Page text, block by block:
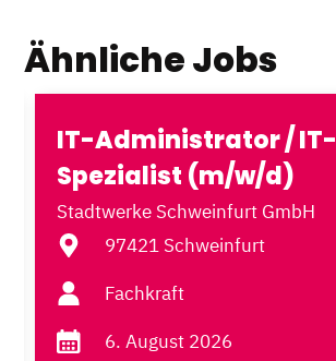
Ähnliche Jobs
IT-Administrator / IT-
Spezialist (m/w/d)
Stadtwerke Schweinfurt GmbH
97421 Schweinfurt
Fachkraft
6. August 2026